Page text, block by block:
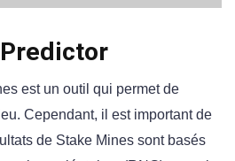
est un outil qui permet de
Cependant, il est important de
de Stake Mines sont basés